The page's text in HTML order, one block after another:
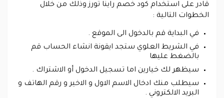
قادر على استخدام كود خصم راينا تورز وذلك من خلال
الخطوات التالية :
في البداية قم بالدخول الى الموقع .
في الشريط العلوي ستجد ايقونة انشاء الحساب قم
بالضغط عليها
سيظهر لك خيارين اما تسجيل الدخول أو الاشتراك .
سيطلب منك ادخال الاسم الاول و الاخير و رقم الهاتف و
البريد الالكتروني .